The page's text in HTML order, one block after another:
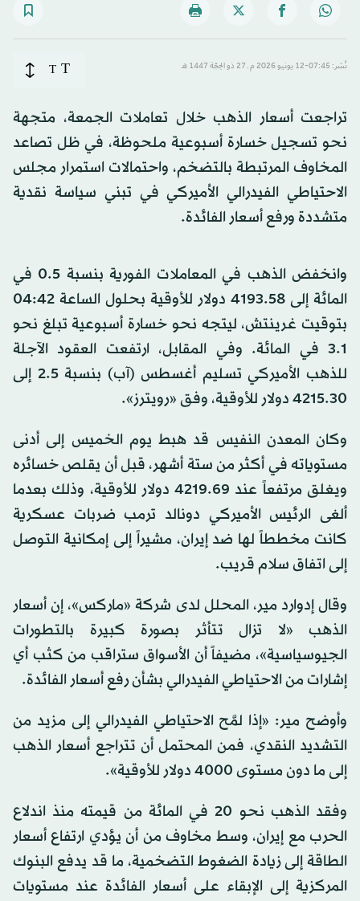
نُشر: 07:45-12 يونيو 2026 م ـ 27 ذو الحِجّة 1447 هـ T
T
تراجعت أسعار الذهب خلال تعاملات الجمعة، متجهة
نحو تسجيل خسارة أسبوعية ملحوظة، في ظل تصاعد
المخاوف المرتبطة بالتضخم، واحتمالات استمرار مجلس
الاحتياطي الفيدرالي الأميركي في تبني سياسة نقدية
متشددة ورفع أسعار الفائدة.
وانخفض الذهب في المعاملات الفورية بنسبة 0.5 في
المائة إلى 4193.58 دولار للأوقية بحلول الساعة 04:42
بتوقيت غرينتش، ليتجه نحو خسارة أسبوعية تبلغ نحو
3.1 في المائة. وفي المقابل، ارتفعت العقود الآجلة
للذهب الأميركي تسليم أغسطس (آب) بنسبة 2.5 إلى
4215.30 دولار للأوقية، وفق «رويترز».
وكان المعدن النفيس قد هبط يوم الخميس إلى أدنى
مستوياته في أكثر من ستة أشهر، قبل أن يقلص خسائره
ويغلق مرتفعاً عند 4219.69 دولار للأوقية، وذلك بعدما
ألغى الرئيس الأميركي دونالد ترمب ضربات عسكرية
كانت مخططاً لها ضد إيران، مشيراً إلى إمكانية التوصل
إلى اتفاق سلام قريب.
وقال إدوارد مير، المحلل لدى شركة «ماركس»، إن أسعار
الذهب «لا تزال تتأثر بصورة كبيرة بالتطورات
الجيوسياسية»، مضيفاً أن الأسواق ستراقب من كثب أي
إشارات من الاحتياطي الفيدرالي بشأن رفع أسعار الفائدة.
وأوضح مير: «إذا لمَّح الاحتياطي الفيدرالي إلى مزيد من
التشديد النقدي، فمن المحتمل أن تتراجع أسعار الذهب
إلى ما دون مستوى 4000 دولار للأوقية».
وفقد الذهب نحو 20 في المائة من قيمته منذ اندلاع
الحرب مع إيران، وسط مخاوف من أن يؤدي ارتفاع أسعار
الطاقة إلى زيادة الضغوط التضخمية، ما قد يدفع البنوك
المركزية إلى الإبقاء على أسعار الفائدة عند مستويات